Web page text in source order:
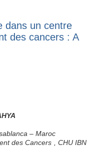
dans un centre
des cancers : A
– Maroc
des Cancers , CHU IBN